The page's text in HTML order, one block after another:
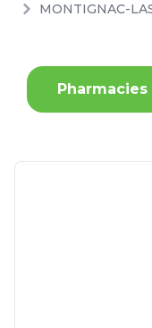
MONTIGNAC-
Pharmacies